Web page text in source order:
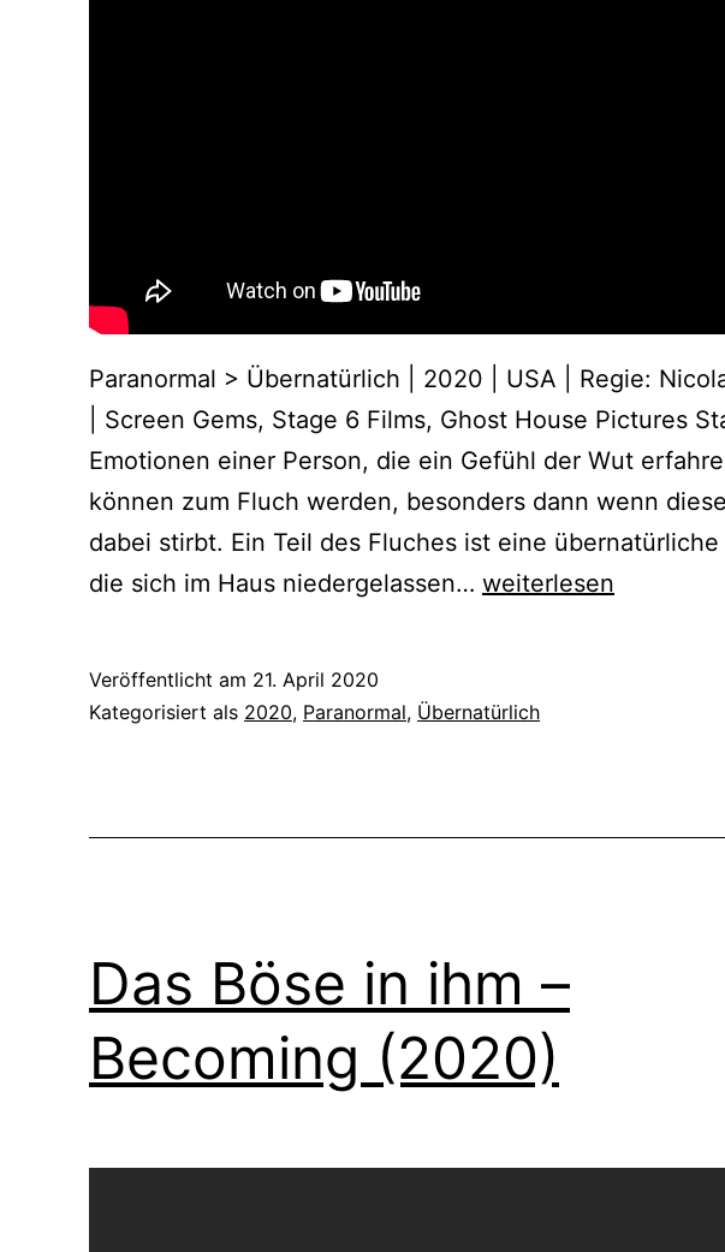
Paranormal > Übernatürlich | 2020 | USA | Regie:
| Screen Gems, Stage 6 Films, Ghost House Pictures
Emotionen einer Person, die ein Gefühl der Wut
können zum Fluch werden, besonders dann wenn
dabei stirbt. Ein Teil des Fluches ist eine übernatürliche
die sich im Haus niedergelassen… Der
The
weiterlesen
Veröffentlicht am 21. April 2020
Kategorisiert als 2020, Paranormal, Übernatürlich
Das Böse in ihm –
Becoming (2020)